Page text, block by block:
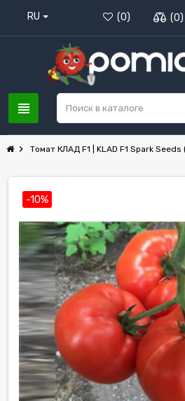
RU (0) (0)
view_headline
chevron_right Томат КЛАД F1 | KLAD F1 Spark Seeds
-10%